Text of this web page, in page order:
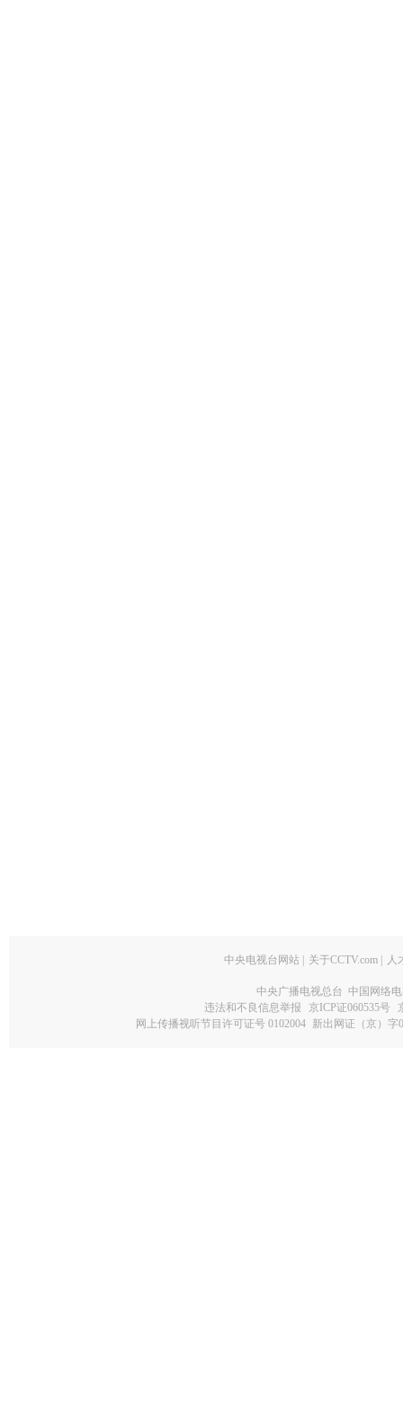
中央电视台网站 关于CCTV.com 人
中央广播电视总台 中国网络
违法和不良信息举报
京ICP证060535号
网上传播视听节目许可证号 0102004 新出网证（京）